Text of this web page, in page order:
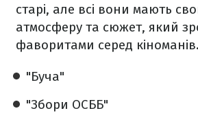
старі, але всі вони мають
атмосферу та сюжет, який
фаворитами серед кіноманів.
"Буча"
"Збори ОСББ"